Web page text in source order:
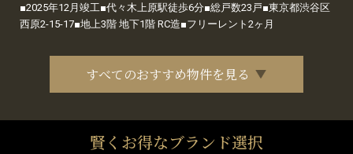
■2025年12月竣工■代々木上原駅徒歩6分■総戸数23戸■東京都渋谷区
西原2-15-17■地上3階 地下1階 RC造■フリーレント2ヶ月
すべてのおすすめ物件を見る
賢くお得なブランド選択